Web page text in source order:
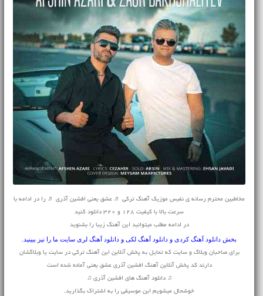
مخاطبین محترم رسانه ی نفیس موزیک آهنگ ترکی ♬ عشق یعنی افشین آذری ♬ را در ادامه با
سرعت بالا با کیفیت 128 و 320 دانلود کنید
در ادامه مطلب میتوانید این آهنگ زیبا را بشنوید
بخش دانلود آهنگ کردیو دانلود آهنگ لکیو دانلود آهنگ لریسایت ما را نیز ببینید.
برای صاحبان وبلاگ و سایت که تمایل به پخش آنلاین این آهنگ ترکی در سایت یا وبلاگشان
دارند کد پخش آنلاین آهنگ افشین آذری عشق یعنی آماده شده است
♫ دانلود آهنگ های افشین آذری ♫
خوشحال میشویم این موسیقی را به اشتراک بگذارید.